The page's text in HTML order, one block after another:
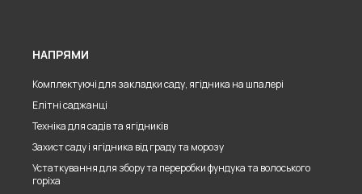
НАПРЯМИ
Комплектуючі для закладки саду, ягідника на шпалері
Елітні саджанці
Техніка для садів та ягідників
Захист саду і ягідника від граду та морозу
Устаткування для збору та переробки фундука та волоського
горіха